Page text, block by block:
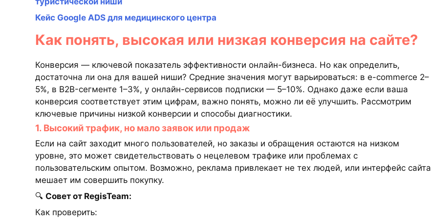
Кейс Google ADS для медицинского центра
Как понять, высокая или низкая конверсия на сайте?
Конверсия — ключевой показатель эффективности онлайн-бизнеса. Но как определить,
достаточна ли она для вашей ниши? Средние значения могут варьироваться: в e-commerce 2–
5%, в B2B-сегменте 1–3%, у онлайн-сервисов подписки — 5–10%. Однако даже если ваша
конверсия соответствует этим цифрам, важно понять, можно ли её улучшить. Рассмотрим
ключевые причины низкой конверсии и способы диагностики.
1. Высокий трафик, но мало заявок или продаж
Если на сайт заходит много пользователей, но заказы и обращения остаются на низком
уровне, это может свидетельствовать о нецелевом трафике или проблемах с
пользовательским опытом. Возможно, реклама привлекает не тех людей, или интерфейс сайта
мешает им совершить покупку.
🔍 Совет от RegisTeam:
Как проверить: